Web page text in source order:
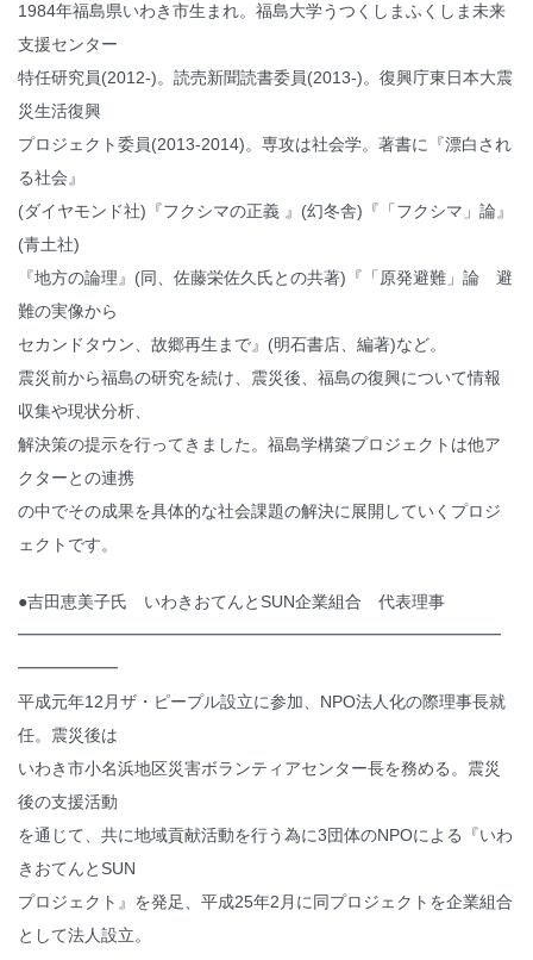
1984年福島県いわき市生まれ。福島大学うつくしまふくしま未来
支援センター
特任研究員(2012-)。読売新聞読書委員(2013-)。復興庁東日本大震
災生活復興
プロジェクト委員(2013-2014)。専攻は社会学。著書に『漂白され
る社会』
(ダイヤモンド社)『フクシマの正義 』(幻冬舎)『「フクシマ」論』
(青土社)
『地方の論理』(同、佐藤栄佐久氏との共著)『「原発避難」論 避
難の実像から
セカンドタウン、故郷再生まで』(明石書店、編著)など。
震災前から福島の研究を続け、震災後、福島の復興について情報
収集や現状分析、
解決策の提示を行ってきました。福島学構築プロジェクトは他ア
クターとの連携
の中でその成果を具体的な社会課題の解決に展開していくプロジ
ェクトです。
●吉田恵美子氏 いわきおてんとSUN企業組合 代表理事
━━━━━━━━━━━━━━━━━━━━━━━━━━━━━
━━━━━━
平成元年12月ザ・ピープル設立に参加、NPO法人化の際理事長就
任。震災後は
いわき市小名浜地区災害ボランティアセンター長を務める。震災
後の支援活動
を通じて、共に地域貢献活動を行う為に3団体のNPOによる『いわ
きおてんとSUN
プロジェクト』を発足、平成25年2月に同プロジェクトを企業組合
として法人設立。